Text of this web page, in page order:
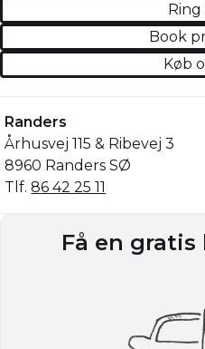
Ring
Book
Køb
Randers
Århusvej 115 & Ribevej 3
8960 Randers SØ
Tlf.86 42 25 11
Få en